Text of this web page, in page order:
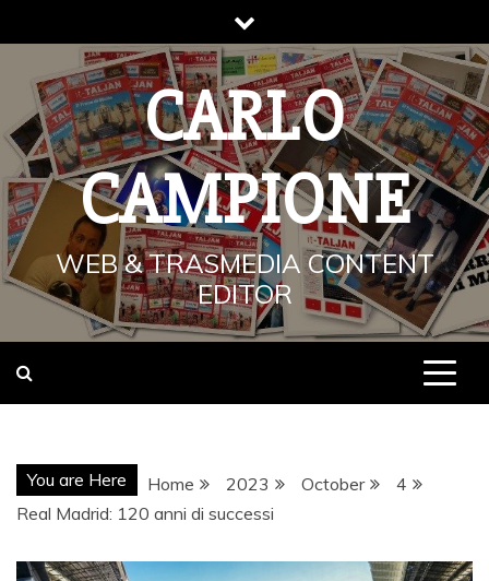
to
content
CARLO
CAMPIONE
WEB & TRASMEDIA CONTENT
EDITOR
You are Here Home 2023 October
4
Real Madrid: 120 anni di successi